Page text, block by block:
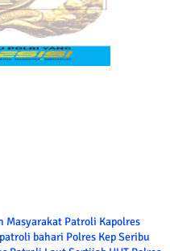
Masyarakat Patroli Kapolres
patroli bahari Polres Kep Seribu